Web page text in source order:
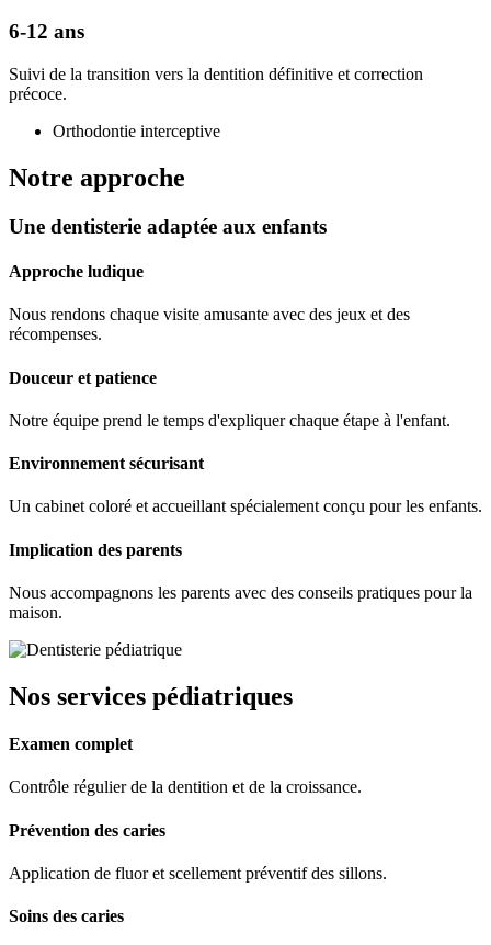
6-12 ans
Suivi de la transition vers la dentition définitive et correction
précoce.
Orthodontie interceptive
Notre approche
Une dentisterie adaptée aux enfants
Approche ludique
Nous rendons chaque visite amusante avec des jeux et des
récompenses.
Douceur et patience
Notre équipe prend le temps d'expliquer chaque étape à l'enfant.
Environnement sécurisant
Un cabinet coloré et accueillant spécialement conçu pour les enfants.
Implication des parents
Nous accompagnons les parents avec des conseils pratiques pour la
maison.
Nos services pédiatriques
Examen complet
Contrôle régulier de la dentition et de la croissance.
Prévention des caries
Application de fluor et scellement préventif des sillons.
Soins des caries